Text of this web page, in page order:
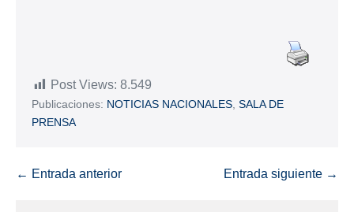
Post Views: 8.549
Publicaciones: NOTICIAS NACIONALES SALA DE
PRENSA
← Entrada anterior Entrada siguiente →